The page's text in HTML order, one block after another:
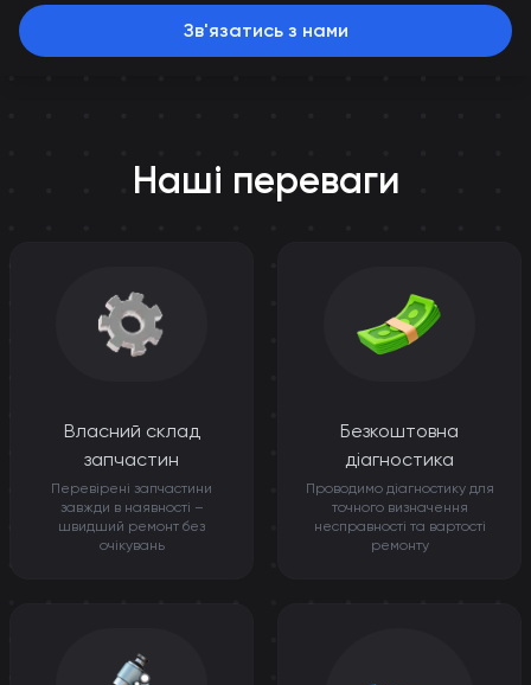
Зв'язатись з нами
Наші переваги
Власний склад
запчастин
Перевірені запчастини
завжди в наявності –
швидший ремонт без
очікувань
Безкоштовна
діагностика
Проводимо діагностику для
точного визначення
несправності та вартості
ремонту